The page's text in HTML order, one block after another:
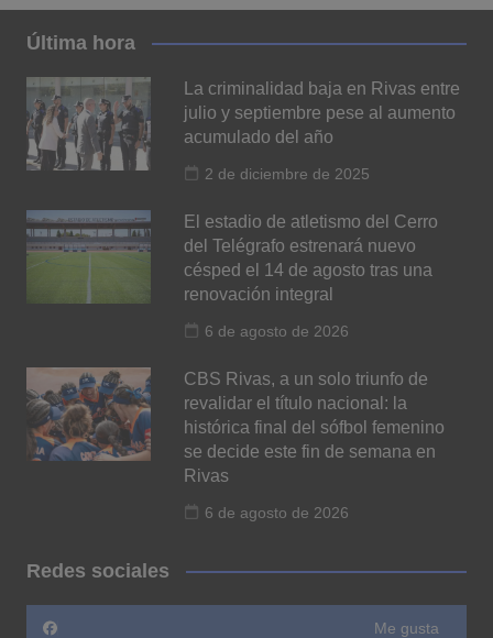
Última hora
La criminalidad baja en Rivas entre
julio y septiembre pese al aumento
acumulado del año
2 de diciembre de 2025
El estadio de atletismo del Cerro
del Telégrafo estrenará nuevo
césped el 14 de agosto tras una
renovación integral
6 de agosto de 2026
CBS Rivas, a un solo triunfo de
revalidar el título nacional: la
histórica final del sófbol femenino
se decide este fin de semana en
Rivas
6 de agosto de 2026
Redes sociales
Me gusta